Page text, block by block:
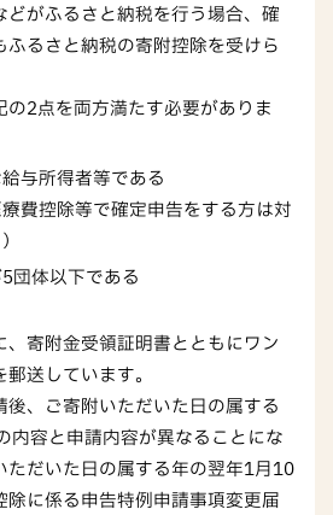
どがふるさと納税を行う場合、確
るさと納税の寄附控除を受けら
2点を両方満たす必要がありま
与所得者等である
療費控除等で確定申告をする方は対
団体以下である
、寄附金受領証明書とともにワン
送しています。
後、ご寄附いただいた日の属する
内容と申請内容が異なることにな
ただいた日の属する年の翌年1月10
除に係る申告特例申請事項変更届